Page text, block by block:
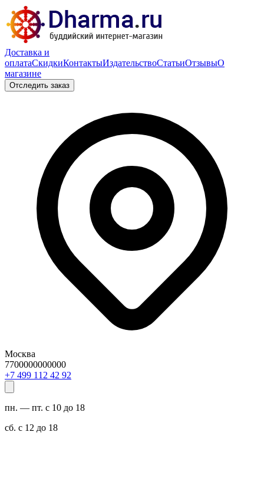
Доставка и
оплатаСкидкиКонтактыИздательствоСтатьиОтзывыО
магазине
Отследить заказ
Москва
7700000000000
29 24 211 994 7+
пн. — пт. с 10 до 18
сб. с 12 до 18